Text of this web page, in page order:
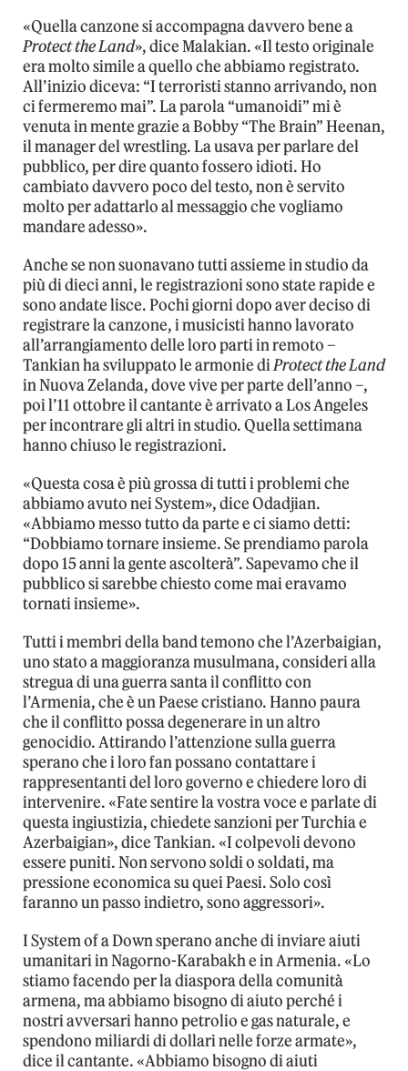
«Quella canzone si accompagna davvero bene a
Protect the Land», dice Malakian. «Il testo originale
era molto simile a quello che abbiamo registrato.
All’inizio diceva: “I terroristi stanno arrivando, non
ci fermeremo mai”. La parola “umanoidi” mi è
venuta in mente grazie a Bobby “The Brain” Heenan,
il manager del wrestling. La usava per parlare del
pubblico, per dire quanto fossero idioti. Ho
cambiato davvero poco del testo, non è servito
molto per adattarlo al messaggio che vogliamo
mandare adesso».
Anche se non suonavano tutti assieme in studio da
più di dieci anni, le registrazioni sono state rapide e
sono andate lisce. Pochi giorni dopo aver deciso di
registrare la canzone, i musicisti hanno lavorato
all’arrangiamento delle loro parti in remoto –
Tankian ha sviluppato le armonie diProtect the Land
in Nuova Zelanda, dove vive per parte dell’anno –,
poi l’11 ottobre il cantante è arrivato a Los Angeles
per incontrare gli altri in studio. Quella settimana
hanno chiuso le registrazioni.
«Questa cosa è più grossa di tutti i problemi che
abbiamo avuto nei System», dice Odadjian.
«Abbiamo messo tutto da parte e ci siamo detti:
“Dobbiamo tornare insieme. Se prendiamo parola
dopo 15 anni la gente ascolterà”. Sapevamo che il
pubblico si sarebbe chiesto come mai eravamo
tornati insieme».
Tutti i membri della band temono che l’Azerbaigian,
uno stato a maggioranza musulmana, consideri alla
stregua di una guerra santa il conflitto con
l’Armenia, che è un Paese cristiano. Hanno paura
che il conflitto possa degenerare in un altro
genocidio. Attirando l’attenzione sulla guerra
sperano che i loro fan possano contattare i
rappresentanti del loro governo e chiedere loro di
intervenire. «Fate sentire la vostra voce e parlate di
questa ingiustizia, chiedete sanzioni per Turchia e
Azerbaigian», dice Tankian. «I colpevoli devono
essere puniti. Non servono soldi o soldati, ma
pressione economica su quei Paesi. Solo così
faranno un passo indietro, sono aggressori».
I System of a Down sperano anche di inviare aiuti
umanitari in Nagorno-Karabakh e in Armenia. «Lo
stiamo facendo per la diaspora della comunità
armena, ma abbiamo bisogno di aiuto perché i
nostri avversari hanno petrolio e gas naturale, e
spendono miliardi di dollari nelle forze armate»,
dice il cantante. «Abbiamo bisogno di aiuti